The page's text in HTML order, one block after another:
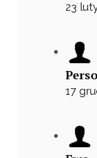
23
17